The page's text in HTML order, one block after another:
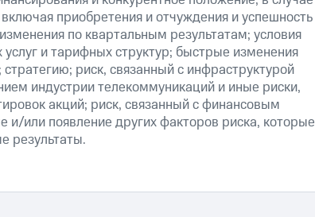
приобретения и отчуждения и успешность
по квартальным результатам; условия
и тарифных структур; быстрые изменения
риск, связанный с инфраструктурой
индустрии телекоммуникаций и иные риски,
акций; риск, связанный с финансовым
или появление других факторов риска, которые
результаты.